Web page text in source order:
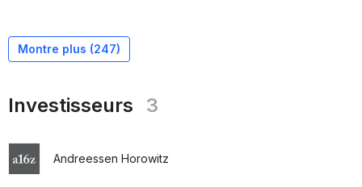
Montre plus (247)
Investisseurs 3
Andreessen Horowitz